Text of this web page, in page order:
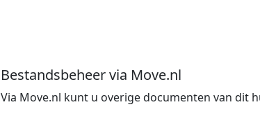
Bestandsbeheer via Move.nl
Via Move.nl kunt u overige documenten van dit